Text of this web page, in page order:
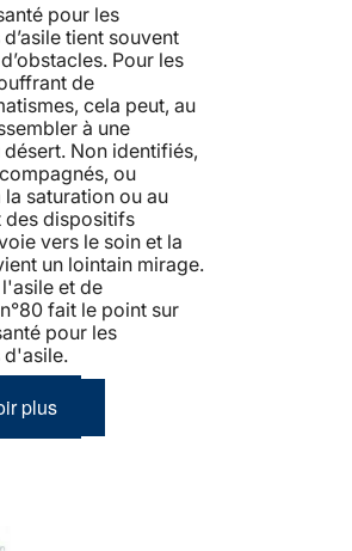
pour les
tient souvent
Pour les
de
cela peut, au
à une
Non identifiés,
ou
saturation ou au
des dispositifs
vers le soin et la
un lointain mirage.
et de
fait le point sur
pour les
d'asile.
plus